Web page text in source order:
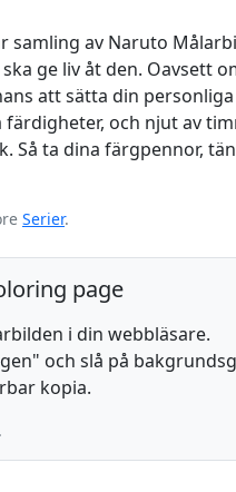
av Naruto
ge liv åt den. Oavsett
att sätta din
och njut av
Så ta dina färgpennor,
Serier.
page
i din webbläsare.
och slå på
kopia.